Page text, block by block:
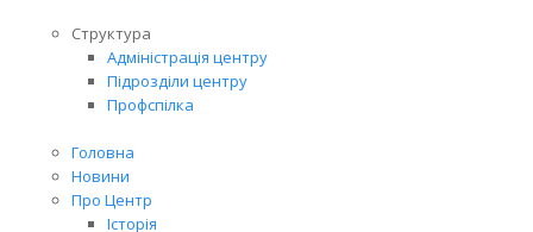
Структура
Адміністрація центру
Підрозділи центру
Профспілка
Головна
Новини
Про Центр
Історія